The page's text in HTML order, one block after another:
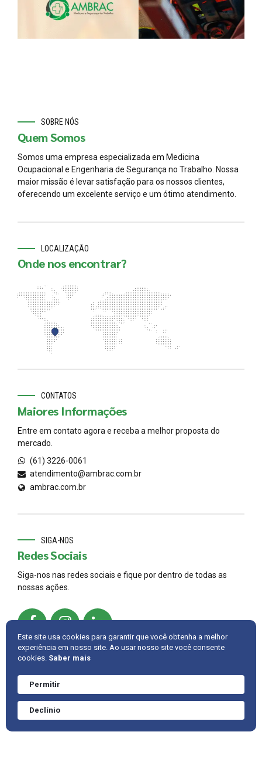
SOBRE NÓS
Quem Somos
Somos uma empresa especializada em Medicina
Ocupacional e Engenharia de Segurança no Trabalho. Nossa
maior missão é levar satisfação para os nossos clientes,
oferecendo um excelente serviço e um ótimo atendimento.
LOCALIZAÇÃO
Onde nos encontrar?
CONTATOS
Maiores Informações
Entre em contato agora e receba a melhor proposta do
mercado.
(61) 3226-0061
atendimento@ambrac.com.br
ambrac.com.br
SIGA-NOS
Redes Sociais
Siga-nos nas redes sociais e fique por dentro de todas as
nossas ações.
INTRANET
Este site usa cookies para garantir que você obtenha a melhor
experiência em nosso site. Ao usar nosso site você consente
cookies. Saber mais
Permitir
Declínio
Precisa de ajuda?
Converve agora